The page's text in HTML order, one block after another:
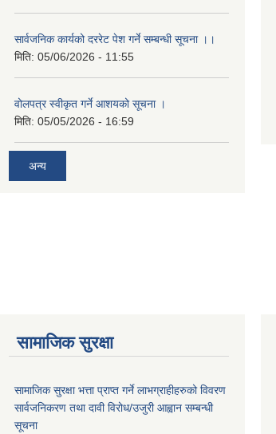
सार्वजनिक कार्यको दररेट पेश गर्ने सम्बन्धी सूचना ।।
मिति: 05/06/2026 - 11:55
वोलपत्र स्वीकृत गर्ने आशयको सूचना ।
मिति: 05/05/2026 - 16:59
अन्य
सामाजिक सुरक्षा
सामाजिक सुरक्षा भत्ता प्राप्त गर्ने लाभग्राहीहरुको विवरण
सार्वजनिकरण तथा दावी विरोध/उजुरी आह्वान सम्बन्धी
सूचना